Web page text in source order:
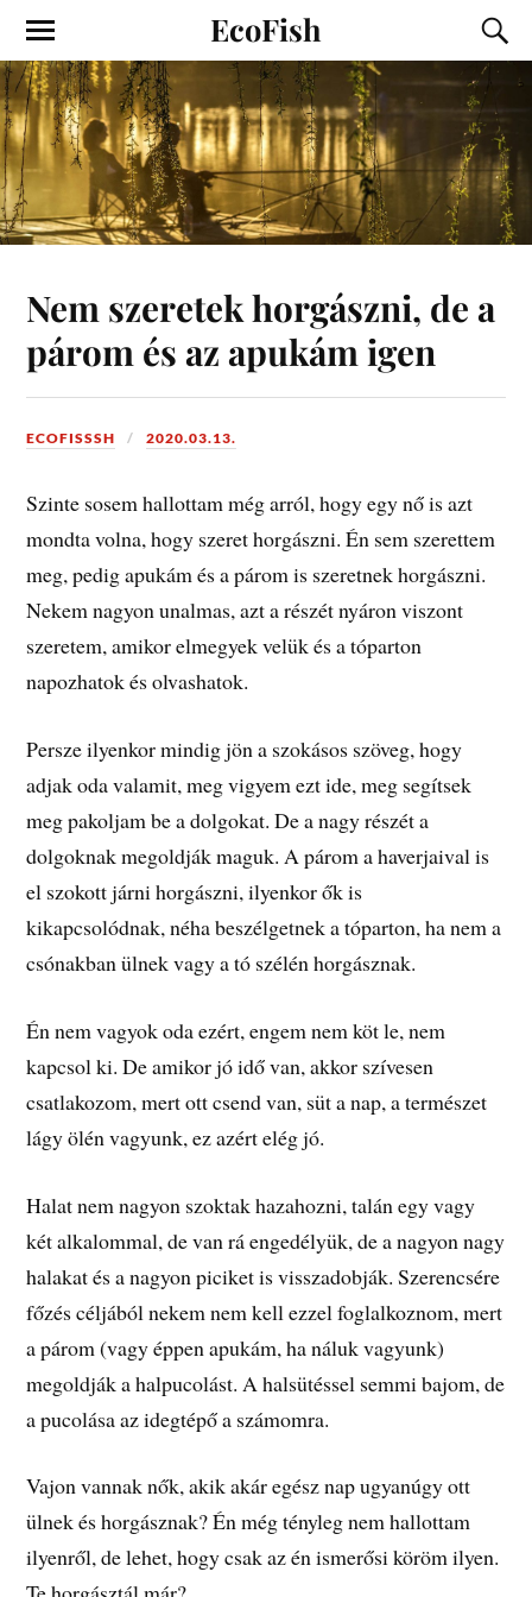
EcoFish
Nem szeretek horgászni, de a
párom és az apukám igen
ECOFISSSH 2020.03.13.
Szinte sosem hallottam még arról, hogy egy nő is azt
mondta volna, hogy szeret horgászni. Én sem szerettem
meg, pedig apukám és a párom is szeretnek horgászni.
Nekem nagyon unalmas, azt a részét nyáron viszont
szeretem, amikor elmegyek velük és a tóparton
napozhatok és olvashatok.
Persze ilyenkor mindig jön a szokásos szöveg, hogy
adjak oda valamit, meg vigyem ezt ide, meg segítsek
meg pakoljam be a dolgokat. De a nagy részét a
dolgoknak megoldják maguk. A párom a haverjaival is
el szokott járni horgászni, ilyenkor ők is
kikapcsolódnak, néha beszélgetnek a tóparton, ha nem a
csónakban ülnek vagy a tó szélén horgásznak.
Én nem vagyok oda ezért, engem nem köt le, nem
kapcsol ki. De amikor jó idő van, akkor szívesen
csatlakozom, mert ott csend van, süt a nap, a természet
lágy ölén vagyunk, ez azért elég jó.
Halat nem nagyon szoktak hazahozni, talán egy vagy
két alkalommal, de van rá engedélyük, de a nagyon nagy
halakat és a nagyon piciket is visszadobják. Szerencsére
főzés céljából nekem nem kell ezzel foglalkoznom, mert
a párom (vagy éppen apukám, ha náluk vagyunk)
megoldják a halpucolást. A halsütéssel semmi bajom, de
a pucolása az idegtépő a számomra.
Vajon vannak nők, akik akár egész nap ugyanúgy ott
ülnek és horgásznak? Én még tényleg nem hallottam
ilyenről, de lehet, hogy csak az én ismerősi köröm ilyen.